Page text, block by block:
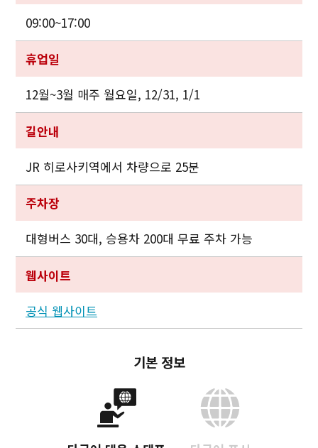
09:00~17:00
휴업일
12월~3월 매주 월요일, 12/31, 1/1
길안내
JR 히로사키역에서 차량으로 25분
주차장
대형버스 30대, 승용차 200대 무료 주차 가능
웹사이트
공식 웹사이트
기본 정보